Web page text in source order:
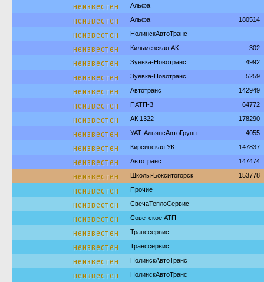
неизвестен Альфа
неизвестен Альфа 180514
неизвестен НолинскАвтоТранс
неизвестен Кильмезская АК 302
неизвестен Зуевка-Новотранс 4992
неизвестен Зуевка-Новотранс 5259
неизвестен Автотранс 142949
неизвестен ПАТП-3 64772
неизвестен АК 1322 178290
неизвестен УАТ-АльянсАвтоГрупп 4055
неизвестен Кирсинская УК 147837
неизвестен Автотранс 147474
неизвестен Школы-Бокситогорск 153778
неизвестен Прочие
неизвестен СвечаТеплоСервис
неизвестен Советское АТП
неизвестен Транссервис
неизвестен Транссервис
неизвестен НолинскАвтоТранс
неизвестен НолинскАвтоТранс